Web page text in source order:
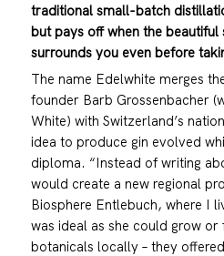
traditional small-batch
but pays off when the beautiful
surrounds you even before
The name Edelwhite merges
founder Barb Grossenbacher
White) with Switzerland’s
idea to produce gin evolved
diploma. “Instead of writing
would create a new regional
Biosphere Entlebuch, where I
was ideal as she could grow
botanicals locally – they